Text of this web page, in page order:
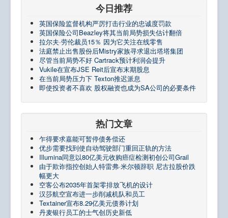
今日推荐
英国保险监督机构严厉打击行业的忠诚度罚款
英国保险公司Beazley将其当前局势损失估计翻倍
拉尔夫·劳伦裁员15％ 因为它关注在线零售
法庭禁止出售股份后Mistry家族寻求退出塔塔集团
尽管当前局势不好 Cartrack预计利润会提升
Vukile在宣布JSE Reit后宣布末期股息
在当前局势压力下 Texton推迟派息
即使投资者不喜欢 股权融资也成为SA公司的必要条件
热门文章
乍得要求嘉能可暂停债务偿还
优步需要找到使自动驾驶部门重回正轨的方法
Illumina同意以80亿美元收购癌症检测初创公司Grail
由于欺诈指控创始人特雷弗·米尔顿辞职 尼古拉股价跌
幅更大
空客公布2035年首架零排放飞机的设计
汉莎航空宣布进一步削减机队和员工
Textainer宣布8.29亿美元债券计划
丹麦银行员工的士气创历史新低